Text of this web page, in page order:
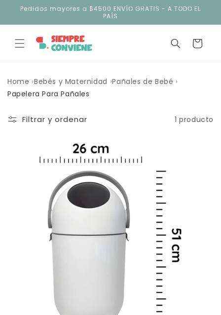
directamente
Pedidos mayores a $4500 ENVÍO GRATIS - A TODO EL
PAÍS
Carrito
Home Bebés y Maternidad Pañales de Bebé
Papelera Para Pañales
Filtrar y ordenar 1 producto